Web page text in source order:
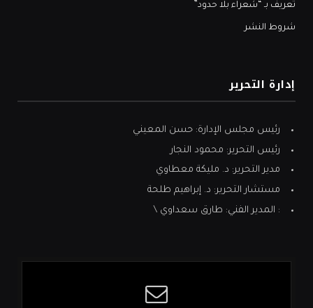
تعريف بـ “شعراء بلا حدود”
شروط النشر
إدارة التحرير
رئيس مجلس الإدارة: حسن المعيني
رئيس التحرير: محمود النجار
مدير التحرير: د. مليكة معطاوي
مستشار التحرير: د. إبراهيم طلحة
: المدير الفني: طارق سعداوي \